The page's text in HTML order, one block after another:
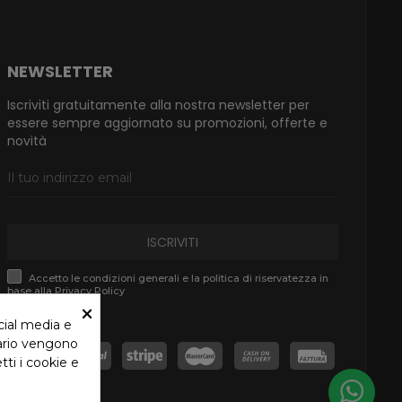
NEWSLETTER
Iscriviti gratuitamente alla nostra newsletter per
essere sempre aggiornato su promozioni, offerte e
novità
ISCRIVITI
Accetto le condizioni generali e la politica di riservatezza in
base alla Privacy Policy
×
media e
vengono
i cookie e